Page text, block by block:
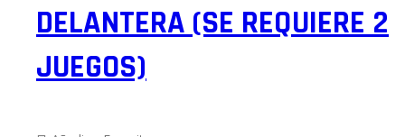
DELANTERA (SE REQUIERE 2
JUEGOS)